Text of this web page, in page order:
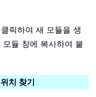
릭하여 새 모듈을 생
듈 창에 복사하여 붙
치 찾기